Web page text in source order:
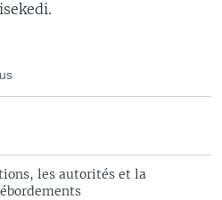
les autorités et la